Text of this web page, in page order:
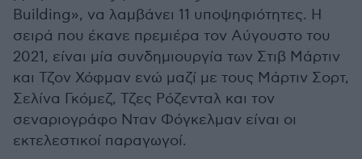
Building», να λαμβάνει 11 υποψηφιότητες. Η
σειρά που έκανε πρεμιέρα τον Αύγουστο του
2021, είναι μία συνδημιουργία των Στιβ Μάρτιν
και Τζον Χόφμαν ενώ μαζί με τους Μάρτιν Σορτ,
Σελίνα Γκόμεζ, Τζες Ρόζενταλ και τον
σεναριογράφο Νταν Φόγκελμαν είναι οι
εκτελεστικοί παραγωγοί.